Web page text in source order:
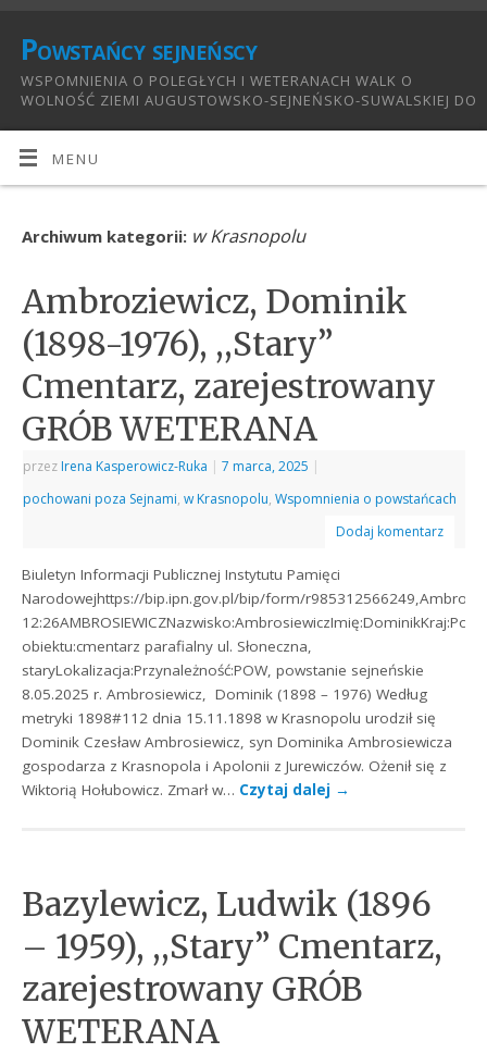
Powstańcy sejneńscy
WSPOMNIENIA O POLEGŁYCH I WETERANACH WALK O
WOLNOŚĆ ZIEMI AUGUSTOWSKO-SEJNEŃSKO-SUWALSKIEJ DO
MENU
Archiwum kategorii: w Krasnopolu
Ambroziewicz, Dominik
(1898-1976), ,,Stary”
Cmentarz, zarejestrowany
GRÓB WETERANA
przez Irena Kasperowicz-Ruka | 7 marca, 2025 |
pochowani poza Sejnami,w Krasnopolu,Wspomnienia o powstańcach
Dodaj komentarz
Biuletyn Informacji Publicznej Instytutu Pamięci
Narodowejhttps://bip.ipn.gov.pl/bip/form/
obiektu:cmentarz parafialny ul. Słoneczna,
staryLokalizacja:Przynależność:POW, powstanie sejneńskie
8.05.2025 r. Ambrosiewicz, Dominik (1898 – 1976) Według
metryki 1898#112 dnia 15.11.1898 w Krasnopolu urodził się
Dominik Czesław Ambrosiewicz, syn Dominika Ambrosiewicza
gospodarza z Krasnopola i Apolonii z Jurewiczów. Ożenił się z
Wiktorią Hołubowicz. Zmarł w… Czytaj dalej →
Bazylewicz, Ludwik (1896
– 1959), ,,Stary” Cmentarz,
zarejestrowany GRÓB
WETERANA